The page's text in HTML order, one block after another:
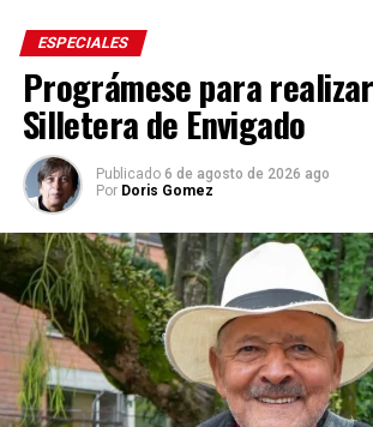
ESPECIALES
Prográmese para
Silletera de Envigado
Publicado 6 de agosto de 2026 ago
Por Doris Gomez